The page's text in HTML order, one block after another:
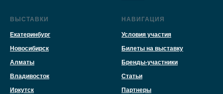
ВЫСТАВКИ
Екатеринбург
Новосибирск
Алматы
Владивосток
Иркутск
НАВИГАЦИЯ
Условия участия
Билеты на выставку
Бренды-участники
Статьи
Партнеры